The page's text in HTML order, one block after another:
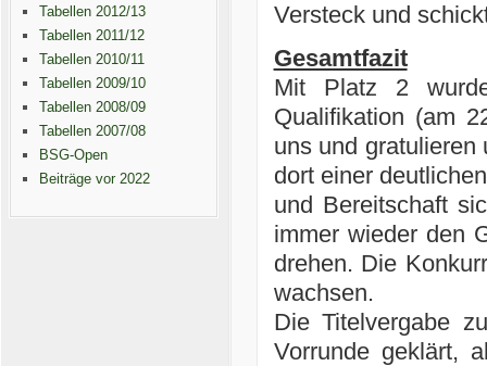
Tabellen 2012/13
Tabellen 2011/12
Tabellen 2010/11
Tabellen 2009/10
Tabellen 2008/09
Tabellen 2007/08
BSG-Open
Beiträge vor 2022
Versteck und
Gesamtfazit
Mit Platz 2
Qualifikation (am
uns und
dort einer
und Bereitschaft
immer wieder den
drehen. Die
wachsen.
Die Titelvergabe
Vorrunde geklärt,